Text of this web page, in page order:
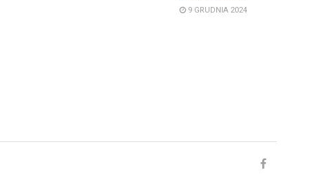
9 GRUDNIA 2024